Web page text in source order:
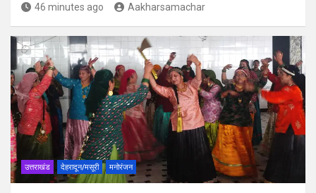
46 minutes ago Aakharsamachar
उत्तराखंड देहरादून/मसूरी मनोरंजन